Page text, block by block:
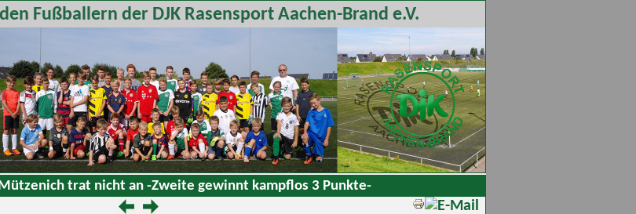
Fußballern der DJK Rasensport Aachen-Brand e.V.
Mützenich trat nicht an -Zweite gewinnt kampflos 3 Punkte-